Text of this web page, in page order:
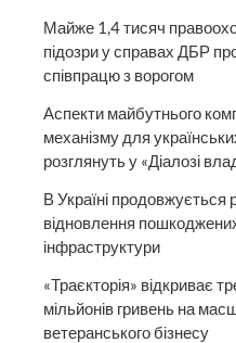
Майже 1,4 тисяч
підозри у справах ДБР
співпрацю з ворогом
Аспекти майбутнього
механізму для
розглянуть у «Діалозі
В Україні продовжується
відновлення
інфраструктури
«Траєкторія» відкриває
мільйонів гривень на
ветеранського бізнесу